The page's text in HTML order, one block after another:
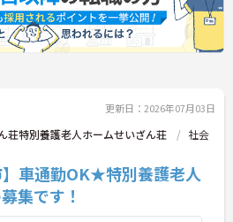
更新日：2026年07月03日
特別養護老人ホームせいざん荘
社会
】車通勤OK★特別養護老人
集です！